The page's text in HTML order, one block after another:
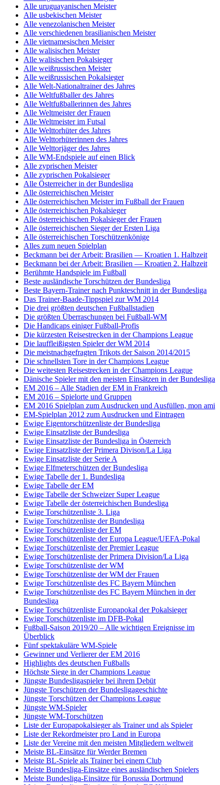
Alle uruguayanischen Meister
Alle usbekischen Meister
Alle venezolanischen Meister
Alle verschiedenen brasilianischen Meister
Alle vietnamesischen Meister
Alle walisischen Meister
Alle walisischen Pokalsieger
Alle weißrussischen Meister
Alle weißrussischen Pokalsieger
Alle Welt-Nationaltrainer des Jahres
Alle Weltfußballer des Jahres
Alle Weltfußballerinnen des Jahres
Alle Weltmeister der Frauen
Alle Weltmeister im Futsal
Alle Welttorhüter des Jahres
Alle Welttorhüterinnen des Jahres
Alle Welttorjäger des Jahres
Alle WM-Endspiele auf einen Blick
Alle zyprischen Meister
Alle zyprischen Pokalsieger
Alle Österreicher in der Bundesliga
Alle österreichischen Meister
Alle österreichischen Meister im Fußball der Frauen
Alle österreichischen Pokalsieger
Alle österreichischen Pokalsieger der Frauen
Alle österreichischen Sieger der Ersten Liga
Alle österreichischen Torschützenkönige
Alles zum neuen Spielplan
Beckmann bei der Arbeit: Brasilien — Kroatien 1. Halbzeit
Beckmann bei der Arbeit: Brasilien — Kroatien 2. Halbzeit
Berühmte Handspiele im Fußball
Beste ausländische Torschützen der Bundesliga
Beste Bayern-Trainer nach Punkteschnitt in der Bundesliga
Das Trainer-Baade-Tippspiel zur WM 2014
Die drei größten deutschen Fußballstadien
Die größten Überraschungen bei Fußball-WM
Die Handicaps einiger Fußball-Profis
Die kürzesten Reisestrecken in der Champions League
Die lauffleißigsten Spieler der WM 2014
Die meistnachgefragten Trikots der Saison 2014/2015
Die schnellsten Tore in der Champions League
Die weitesten Reisestrecken in der Champions League
Dänische Spieler mit den meisten Einsätzen in der Bundesliga
EM 2016 – Alle Stadien der EM in Frankreich
EM 2016 – Spielorte und Gruppen
EM 2016 Spielplan zum Ausdrucken und Ausfüllen, mon ami
EM-Spielplan 2012 zum Ausdrucken und Eintragen
Ewige Eigentorschützenliste der Bundesliga
Ewige Einsatzliste der Bundesliga
Ewige Einsatzliste der Bundesliga in Österreich
Ewige Einsatzliste der Primera Divison/La Liga
Ewige Einsatzliste der Serie A
Ewige Elfmeterschützen der Bundesliga
Ewige Tabelle der 1. Bundesliga
Ewige Tabelle der EM
Ewige Tabelle der Schweizer Super League
Ewige Tabelle der österreichischen Bundesliga
Ewige Torschützenliste 3. Liga
Ewige Torschützenliste der Bundesliga
Ewige Torschützenliste der EM
Ewige Torschützenliste der Europa League/UEFA-Pokal
Ewige Torschützenliste der Premier League
Ewige Torschützenliste der Primera Division/La Liga
Ewige Torschützenliste der WM
Ewige Torschützenliste der WM der Frauen
Ewige Torschützenliste des FC Bayern München
Ewige Torschützenliste des FC Bayern München in der
Bundesliga
Ewige Torschützenliste Europapokal der Pokalsieger
Ewige Torschützenliste im DFB-Pokal
Fußball-Saison 2019/20 – Alle wichtigen Ereignisse im
Überblick
Fünf spektakuläre WM-Spiele
Gewinner und Verlierer der EM 2016
Highlights des deutschen Fußballs
Höchste Siege in der Champions League
Jüngste Bundesligaspieler bei ihrem Debüt
Jüngste Torschützen der Bundesligageschichte
Jüngste Torschützen der Champions League
Jüngste WM-Spieler
Jüngste WM-Torschützen
Liste der Europapokalsieger als Trainer und als Spieler
Liste der Rekordmeister pro Land in Europa
Liste der Vereine mit den meisten Mitgliedern weltweit
Meiste BL-Einsätze für Werder Bremen
Meiste BL-Spiele als Trainer bei einem Club
Meiste Bundesliga-Einsätze eines ausländischen Spielers
Meiste Bundesliga-Einsätze für Borussia Dortmund